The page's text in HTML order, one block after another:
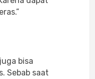
bisa
Sebab saat